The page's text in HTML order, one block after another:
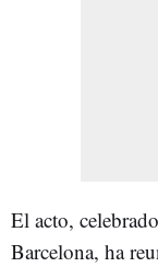
El acto,
Barcelona, ha